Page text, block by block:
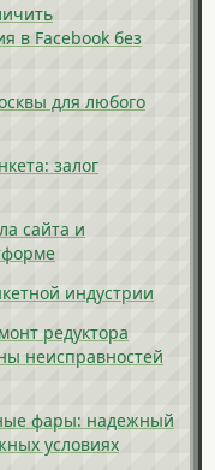
в Facebook без
для любого
залог
сайта и
индустрии
редуктора
неисправностей
фары: надежный
условиях